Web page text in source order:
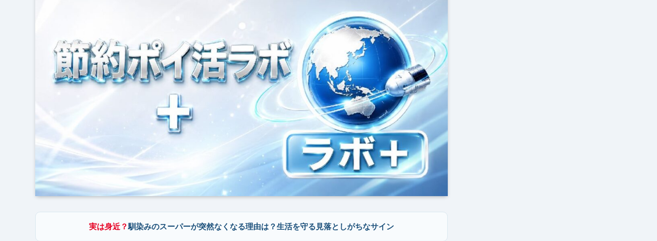
実は身近？馴染みのスーパーが突然なくなる理由は？生活を守る見落としがちなサイン